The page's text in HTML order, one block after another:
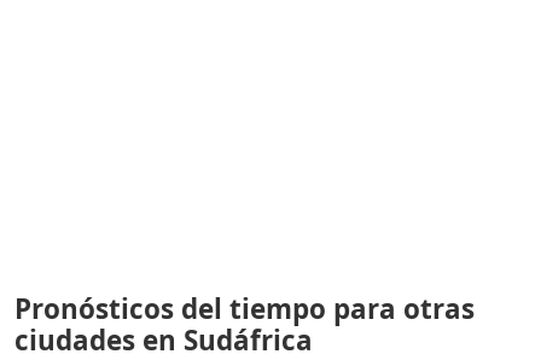
Pronósticos del tiempo para otras
ciudades en Sudáfrica